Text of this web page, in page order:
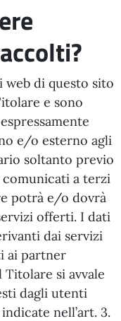
web di questo sito
e sono
e/o esterno agli
soltanto previo
comunicati a terzi
potrà e/o dovrà
offerti. I dati
dai servizi
ai partner
si avvale
dagli utenti
nell’art. 3.